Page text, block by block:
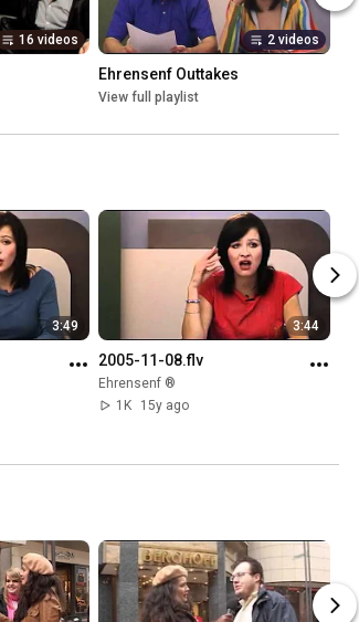
16 videos 2 videos
Ehrensenf Outtakes
View full playlist
3:49 3:44
2005-11-08.flv
Ehrensenf ®
1K
15y ago